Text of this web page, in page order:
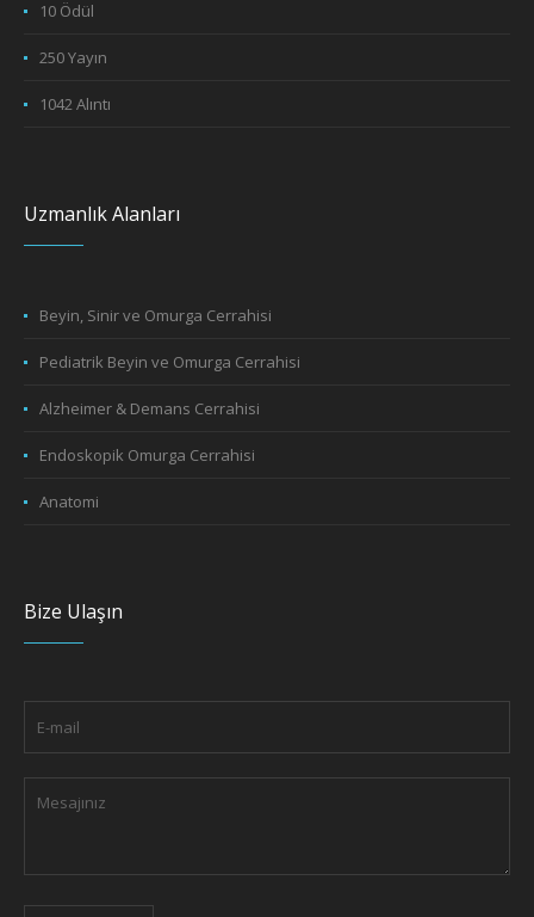
10 Ödül
250 Yayın
1042 Alıntı
Uzmanlık Alanları
Beyin, Sinir ve Omurga Cerrahisi
Pediatrik Beyin ve Omurga Cerrahisi
Alzheimer & Demans Cerrahisi
Endoskopik Omurga Cerrahisi
Anatomi
Bize Ulaşın